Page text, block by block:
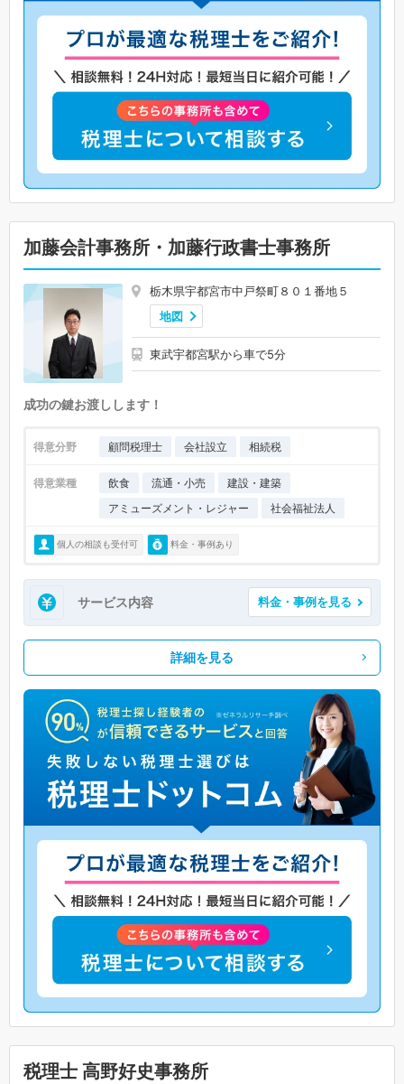
加藤会計事務所・加藤行政書士事務所
栃木県宇都宮市中戸祭町８０１番地５
地図
東武宇都宮駅から車で5分
成功の鍵お渡しします！
得意分野 顧問税理士 会社設立 相続税
得意業種 飲食 流通・小売
建設・建築
アミューズメント・レジャー
社会福祉法人
個人の相談も受付可 料金・事例あり
サービス内容 料金・事例を見る
詳細を見る
税理士 高野好史事務所